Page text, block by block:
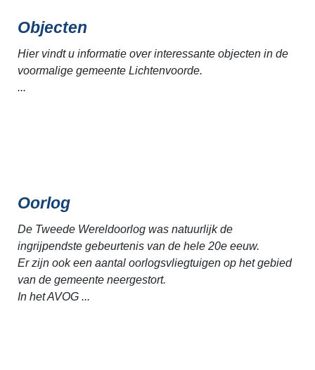
Objecten
Hier vindt u informatie over interessante objecten in de
voormalige gemeente Lichtenvoorde.
...
Oorlog
De Tweede Wereldoorlog was natuurlijk de
ingrijpendste gebeurtenis van de hele 20e eeuw.
Er zijn ook een aantal oorlogsvliegtuigen op het gebied
van de gemeente neergestort.
In het AVOG ...